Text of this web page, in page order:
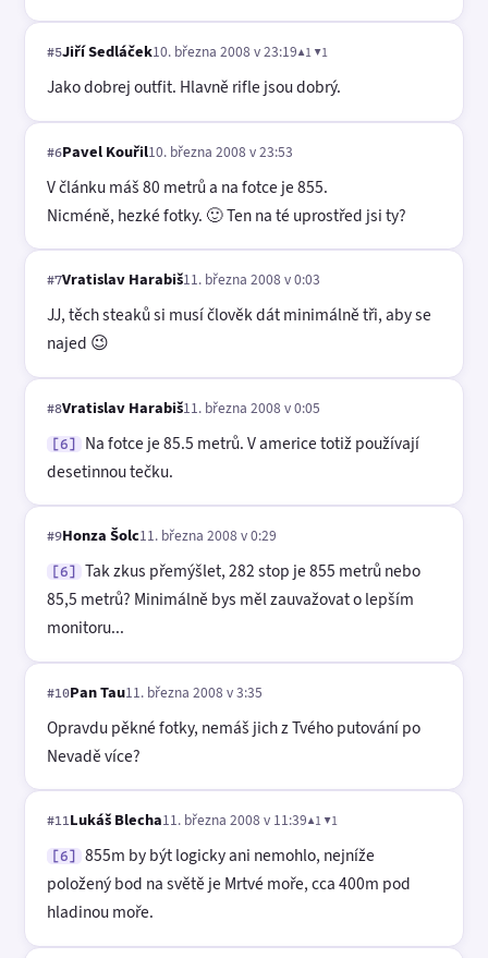
#5Jiří Sedláček10. března 2008 v 23:19▲1 ▼1
Jako dobrej outfit. Hlavně rifle jsou dobrý.
#6Pavel Kouřil10. března 2008 v 23:53
V článku máš 80 metrů a na fotce je 855.
Nicméně, hezké fotky. 🙂 Ten na té uprostřed jsi ty?
#7Vratislav Harabiš11. března 2008 v 0:03
JJ, těch steaků si musí člověk dát minimálně tři, aby se
najed 😉
#8Vratislav Harabiš11. března 2008 v 0:05
[6]
Na fotce je 85.5 metrů. V americe totiž používají
desetinnou tečku.
#9Honza Šolc11. března 2008 v 0:29
[6]
Tak zkus přemýšlet, 282 stop je 855 metrů nebo
85,5 metrů? Minimálně bys měl zauvažovat o lepším
monitoru...
#10Pan Tau11. března 2008 v 3:35
Opravdu pěkné fotky, nemáš jich z Tvého putování po
Nevadě více?
#11Lukáš Blecha11. března 2008 v 11:39▲1 ▼1
[6]
855m by být logicky ani nemohlo, nejníže
položený bod na světě je Mrtvé moře, cca 400m pod
hladinou moře.